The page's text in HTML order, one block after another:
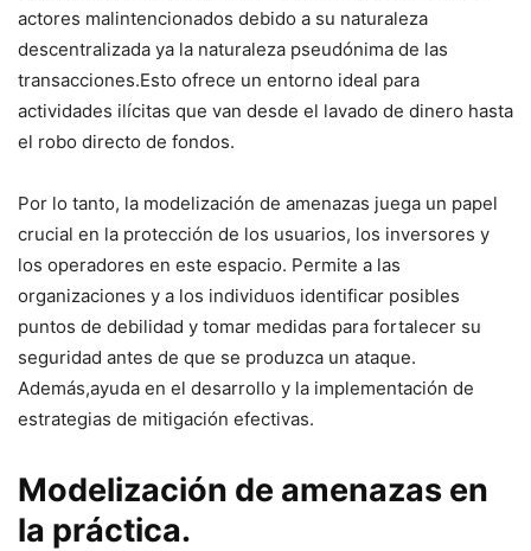
actores malintencionados ⁤debido a⁤ su naturaleza
descentralizada ya la ⁣naturaleza pseudónima de las
transacciones.Esto ofrece un entorno ideal​ para
actividades ilícitas que van​ desde‍ el lavado de dinero hasta
el robo directo de fondos.
Por lo tanto, la modelización de amenazas​ juega un papel
crucial en la protección de los usuarios, los inversores y
‌los operadores en este espacio.​ Permite a las
organizaciones y a los individuos ‌identificar posibles
puntos de debilidad ‌y⁤ tomar medidas ⁤para ⁤fortalecer su
seguridad antes de ‍que se produzca un ataque.
Además,ayuda⁤ en el​ desarrollo y la implementación ⁣de
estrategias⁤ de mitigación efectivas.
Modelización de amenazas ‌en
la práctica.